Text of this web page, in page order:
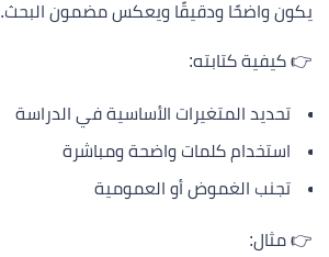
يكون واضحًا ودقيقًا ويعكس مضمون البحث.
👉 كيفية كتابته:
تحديد المتغيرات الأساسية في الدراسة
استخدام كلمات واضحة ومباشرة
تجنب الغموض أو العمومية
👉 مثال: